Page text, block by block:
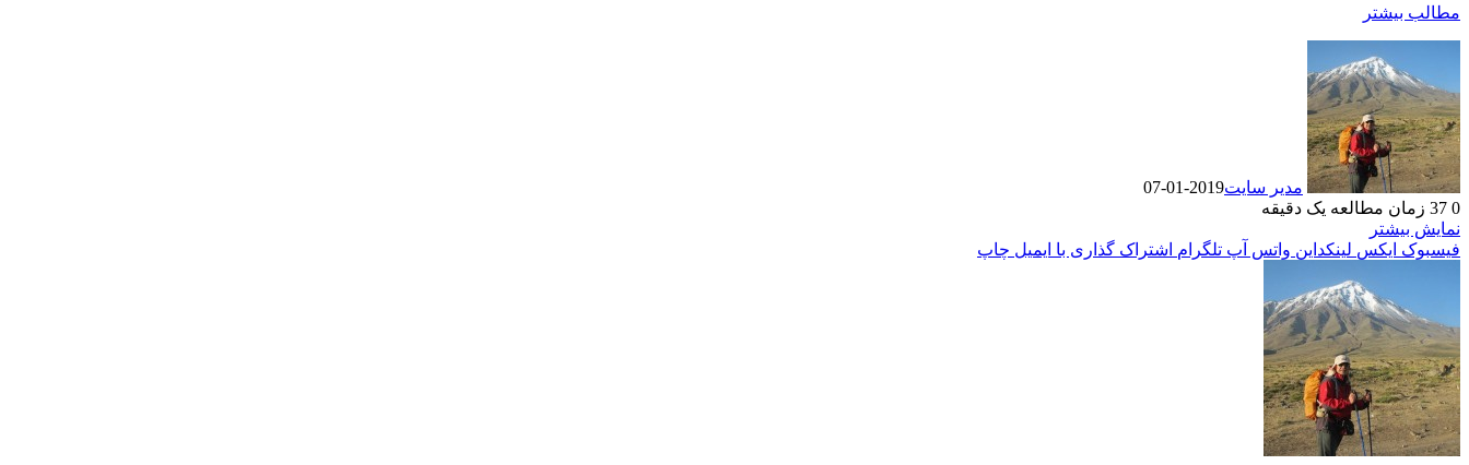
مطالب بیشتر
مدیر سایت2019-01-07
0
زمان مطالعه یک دقیقه
نمایش بیشتر
فیسبوک ایکس لینکداین واتس آپ تلگرام اشتراک گذاری با ایمیل چاپ